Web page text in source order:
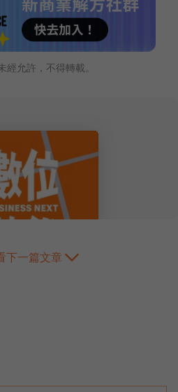
經允許，不得轉載。
下一篇文章